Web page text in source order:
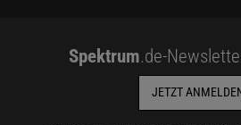
Spektrum.de-
JETZT